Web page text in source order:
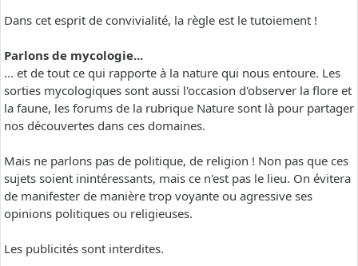
Dans cet esprit de convivialité, la règle est le tutoiement !
Parlons de mycologie...
... et de tout ce qui rapporte à la nature qui nous entoure. Les
sorties mycologiques sont aussi l'occasion d'observer la flore et
la faune, les forums de la rubrique Nature sont là pour partager
nos découvertes dans ces domaines.
Mais ne parlons pas de politique, de religion ! Non pas que ces
sujets soient inintéressants, mais ce n'est pas le lieu. On évitera
de manifester de manière trop voyante ou agressive ses
opinions politiques ou religieuses.
Les publicités sont interdites.